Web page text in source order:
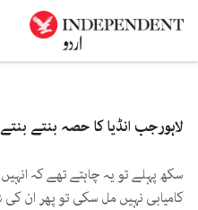
لاہورجب انڈیا کا حصہ بنتے
سکھ پہلے تو یہ چاہتے تھے کہ
کامیابی نہیں مل سکی تو پھر ان